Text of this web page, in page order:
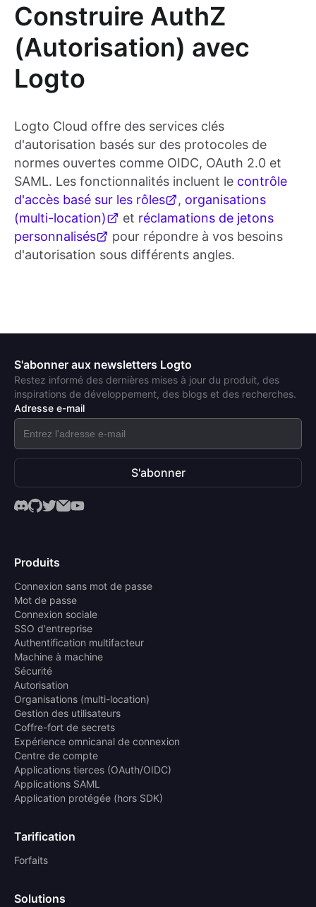
Construire AuthZ
(Autorisation) avec
Logto
Logto Cloud offre des services clés
d'autorisation basés sur des protocoles de
normes ouvertes comme OIDC, OAuth 2.0 et
SAML. Les fonctionnalités incluent le contrôle
d'accès basé sur les rôles
, organisations
(multi-location)
et réclamations de jetons
personnalisés
pour répondre à vos besoins
d'autorisation sous différents angles.
S'abonner aux newsletters Logto
Restez informé des dernières mises à jour du produit, des
inspirations de développement, des blogs et des recherches.
Adresse e-mail
S'abonner
Produits
Connexion sans mot de passe
Mot de passe
Connexion sociale
SSO d'entreprise
Authentification multifacteur
Machine à machine
Sécurité
Autorisation
Organisations (multi-location)
Gestion des utilisateurs
Coffre-fort de secrets
Expérience omnicanal de connexion
Centre de compte
Applications tierces (OAuth/OIDC)
Applications SAML
Application protégée (hors SDK)
Tarification
Forfaits
Solutions